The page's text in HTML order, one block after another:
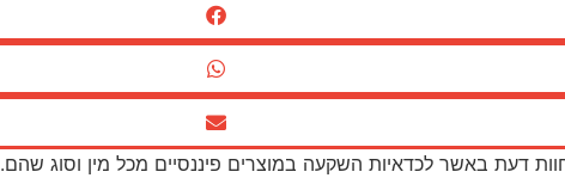
דעת באשר לכדאיות השקעה במוצרים פיננסיים מכל מין וסוג שהם.